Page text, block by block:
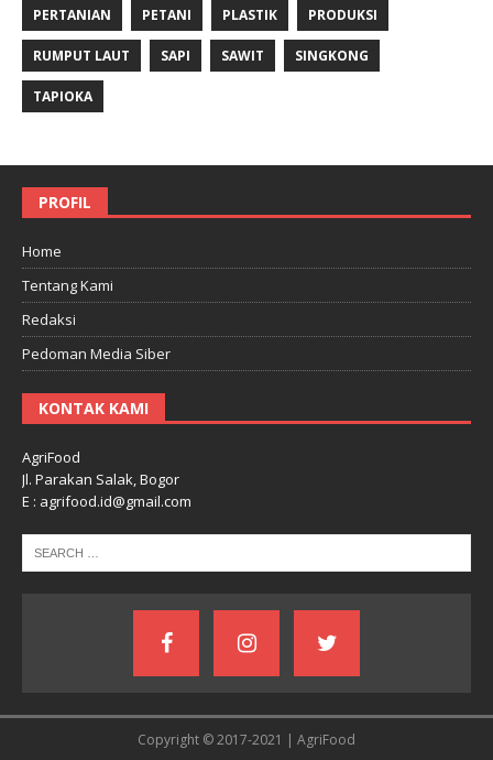
PERTANIAN PETANI PLASTIK PRODUKSI
RUMPUT LAUT SAPI SAWIT SINGKONG
TAPIOKA
PROFIL
Home
Tentang Kami
Redaksi
Pedoman Media Siber
KONTAK KAMI
AgriFood
Jl. Parakan Salak, Bogor
E : agrifood.id@gmail.com
Copyright © 2017-2021 | AgriFood